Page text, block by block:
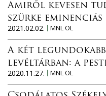
Amiről kevesen
szürke
2021.02.02.
MNL OL
A két
levéltárban: a
2020.11.27.
MNL OL